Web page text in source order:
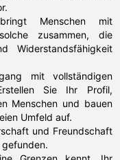
Menschen mit
zusammen, die
Widerstandsfähigkeit
mit vollständigen
Sie Ihr Profil,
Menschen und bauen
Umfeld auf.
und Freundschaft